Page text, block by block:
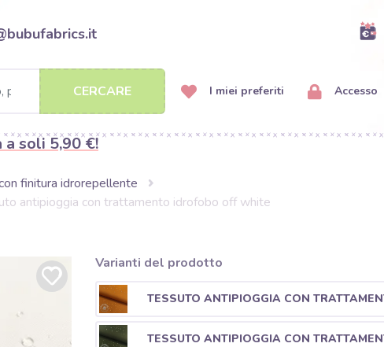
CERCARE I miei preferiti Accesso
soli 5,90 €!
finitura idrorepellente
antipioggia con trattamento idrofobo off white
Varianti del prodotto
TESSUTO ANTIPIOGGIA CON
TESSUTO ANTIPIOGGIA CON